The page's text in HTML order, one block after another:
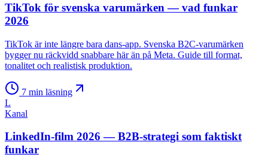
TikTok för svenska varumärken — vad funkar
2026
TikTok är inte längre bara dans-app. Svenska B2C-varumärken
bygger nu räckvidd snabbare här än på Meta. Guide till format,
tonalitet och realistisk produktion.
7 min läsning
L
Kanal
LinkedIn-film 2026 — B2B-strategi som faktiskt
funkar